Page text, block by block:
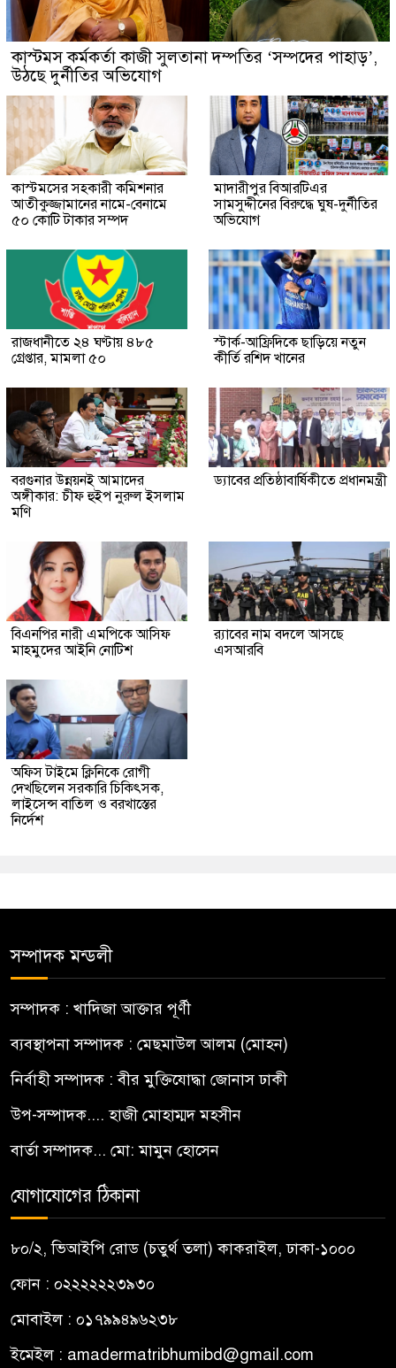
কাস্টমস কর্মকর্তা কাজী সুলতানা দম্পতির ‘সম্পদের পাহাড়’,
উঠছে দুর্নীতির অভিযোগ
কাস্টমসের সহকারী কমিশনার
আতীকুজ্জামানের নামে-বেনামে
৫০ কোটি টাকার সম্পদ
মাদারীপুর বিআরটিএর
সামসুদ্দীনের বিরুদ্ধে ঘুষ-দুর্নীতির
অভিযোগ
রাজধানীতে ২৪ ঘণ্টায় ৪৮৫
গ্রেপ্তার, মামলা ৫০
স্টার্ক-আফ্রিদিকে ছাড়িয়ে নতুন
কীর্তি রশিদ খানের
বরগুনার উন্নয়নই আমাদের
অঙ্গীকার: চীফ হুইপ নুরুল ইসলাম
মণি
ড্যাবের প্রতিষ্ঠাবার্ষিকীতে প্রধানমন্ত্রী
বিএনপির নারী এমপিকে আসিফ
মাহমুদের আইনি নোটিশ
র‍্যাবের নাম বদলে আসছে
এসআরবি
অফিস টাইমে ক্লিনিকে রোগী
দেখছিলেন সরকারি চিকিৎসক,
লাইসেন্স বাতিল ও বরখাস্তের
নির্দেশ
সম্পাদক মন্ডলী
সম্পাদক : খাদিজা আক্তার পূর্ণী
ব্যবস্থাপনা সম্পাদক : মেছমাউল আলম (মোহন)
নির্বাহী সম্পাদক : বীর মুক্তিযোদ্ধা জোনাস ঢাকী
উপ-সম্পাদক.... হাজী মোহাম্মদ মহসীন
বার্তা সম্পাদক... মো: মামুন হোসেন
যোগাযোগের ঠিকানা
৮০/২, ভিআইপি রোড (চতুর্থ তলা) কাকরাইল, ঢাকা-১০০০
ফোন : ০২২২২২২৩৯৩০
মোবাইল : ০১৭৯৯৪৯৬২৩৮
ইমেইল : amadermatribhumibd@gmail.com